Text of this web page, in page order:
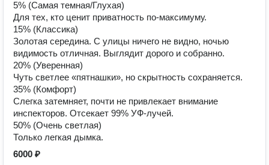
5% (Самая темная/Глухая)
Для тех, кто ценит приватность по-максимуму.
15% (Классика)
Золотая середина. С улицы ничего не видно, ночью
видимость отличная. Выглядит дорого и собранно.
20% (Уверенная)
Чуть светлее «пятнашки», но скрытность сохраняется.
35% (Комфорт)
Слегка затемняет, почти не привлекает внимание
инспекторов. Отсекает 99% УФ-лучей.
50% (Очень светлая)
Только легкая дымка.
6000 ₽